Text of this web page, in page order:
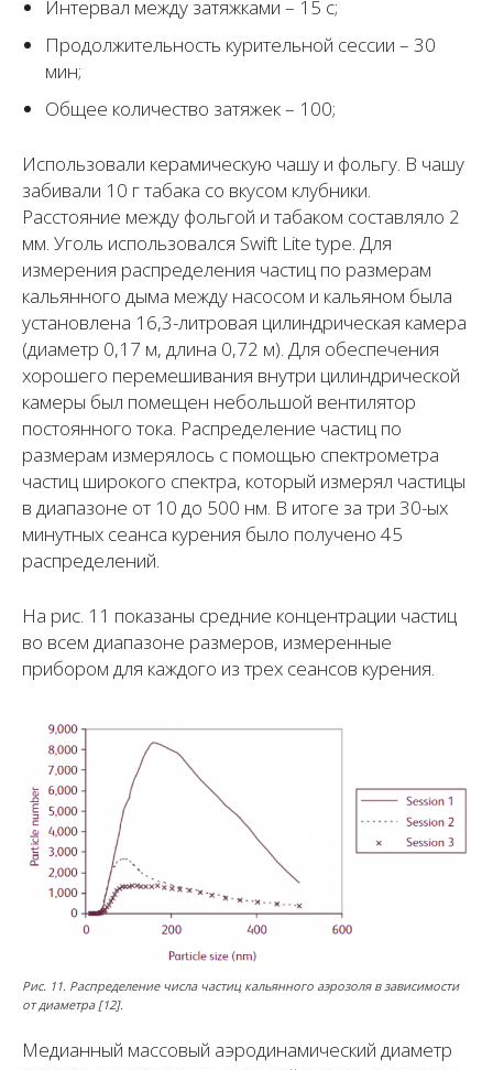
Интервал между затяжками – 15 с;
Продолжительность курительной сессии – 30
мин;
Общее количество затяжек – 100;
Использовали керамическую чашу и фольгу. В чашу
забивали 10 г табака со вкусом клубники.
Расстояние между фольгой и табаком составляло 2
мм. Уголь использовался Swift Lite type. Для
измерения распределения частиц по размерам
кальянного дыма между насосом и кальяном была
установлена 16,3-литровая цилиндрическая камера
(диаметр 0,17 м, длина 0,72 м). Для обеспечения
хорошего перемешивания внутри цилиндрической
камеры был помещен небольшой вентилятор
постоянного тока. Распределение частиц по
размерам измерялось с помощью спектрометра
частиц широкого спектра, который измерял частицы
в диапазоне от 10 до 500 нм. В итоге за три 30-ых
минутных сеанса курения было получено 45
распределений.
На рис. 11 показаны средние концентрации частиц
во всем диапазоне размеров, измеренные
прибором для каждого из трех сеансов курения.
Рис. 11. Распределение числа частиц кальянного аэрозоля в зависимости
от диаметра [12].
Медианный массовый аэродинамический диаметр